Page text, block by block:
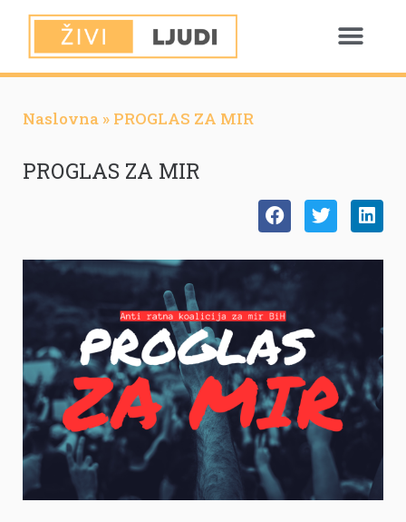
Naslovna » PROGLAS ZA MIR
PROGLAS ZA MIR